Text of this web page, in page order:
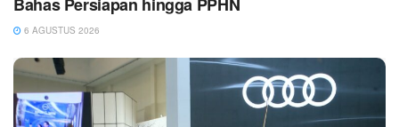
Bahas Persiapan hingga PPHN
6 AGUSTUS 2026